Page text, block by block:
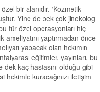
bir alanıdır. ‘Kozmetik
Yine de pek çok jinekolog
tür özel operasyonları hiç
yaptırmadan önce
yapacak olan hekimin
eğitimler, yayınları, bu
dek kaç hastasını olduğu gibi
kuracağınızı iletişim